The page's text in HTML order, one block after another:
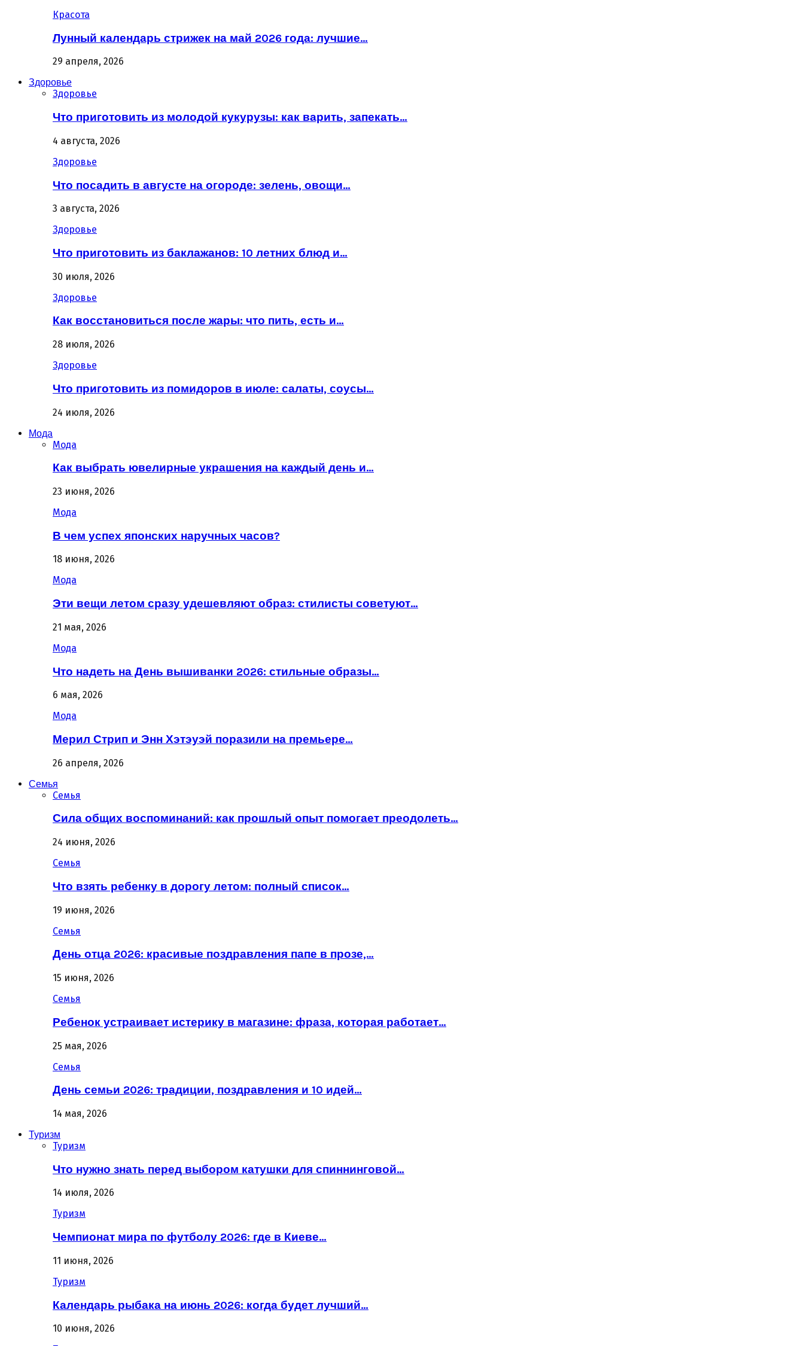
Красота
Лунный календарь стрижек на май 2026 года: лучшие…
29 апреля, 2026
Здоровье
Здоровье
Что приготовить из молодой кукурузы: как варить, запекать…
4 августа, 2026
Здоровье
Что посадить в августе на огороде: зелень, овощи…
3 августа, 2026
Здоровье
Что приготовить из баклажанов: 10 летних блюд и…
30 июля, 2026
Здоровье
Как восстановиться после жары: что пить, есть и…
28 июля, 2026
Здоровье
Что приготовить из помидоров в июле: салаты, соусы…
24 июля, 2026
Мода
Мода
Как выбрать ювелирные украшения на каждый день и…
23 июня, 2026
Мода
В чем успех японских наручных часов?
18 июня, 2026
Мода
Эти вещи летом сразу удешевляют образ: стилисты советуют…
21 мая, 2026
Мода
Что надеть на День вышиванки 2026: стильные образы…
6 мая, 2026
Мода
Мерил Стрип и Энн Хэтэуэй поразили на премьере…
26 апреля, 2026
Семья
Семья
Сила общих воспоминаний: как прошлый опыт помогает преодолеть…
24 июня, 2026
Семья
Что взять ребенку в дорогу летом: полный список…
19 июня, 2026
Семья
День отца 2026: красивые поздравления папе в прозе,…
15 июня, 2026
Семья
Ребенок устраивает истерику в магазине: фраза, которая работает…
25 мая, 2026
Семья
День семьи 2026: традиции, поздравления и 10 идей…
14 мая, 2026
Туризм
Туризм
Что нужно знать перед выбором катушки для спиннинговой…
14 июля, 2026
Туризм
Чемпионат мира по футболу 2026: где в Киеве…
11 июня, 2026
Туризм
Календарь рыбака на июнь 2026: когда будет лучший…
10 июня, 2026